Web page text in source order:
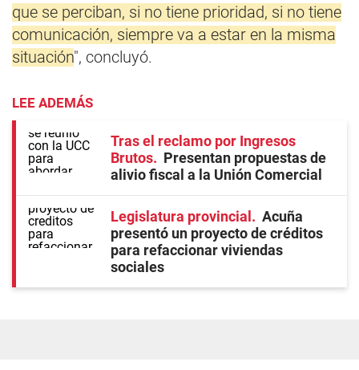
que se perciban, si no tiene prioridad, si no tiene
comunicación, siempre va a estar en la misma
situación", concluyó.
LEE ADEMÁS
Tras el reclamo por Ingresos
Brutos
Presentan propuestas de
alivio fiscal a la Unión Comercial
Legislatura provincial
Acuña
presentó un proyecto de créditos
para refaccionar viviendas
sociales